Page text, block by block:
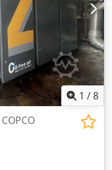
1 /8